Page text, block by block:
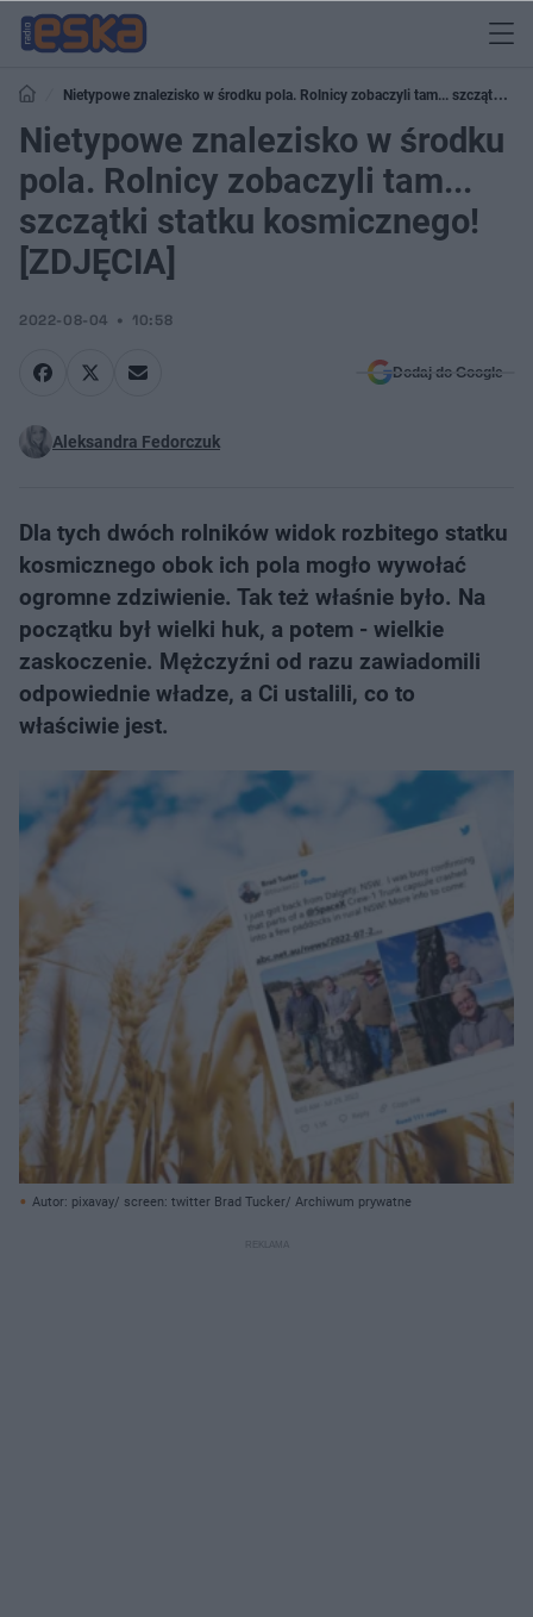
Nietypowe znalezisko w środku pola. Rolnicy zobaczyli tam... szczątki
statku kosmicznego! [ZDJĘCIA]
Nietypowe znalezisko w środku
pola. Rolnicy zobaczyli tam...
szczątki statku kosmicznego!
[ZDJĘCIA]
2022-08-04 10:58
Dodaj do Google
Aleksandra Fedorczuk
Dla tych dwóch rolników widok rozbitego statku
kosmicznego obok ich pola mogło wywołać
ogromne zdziwienie. Tak też właśnie było. Na
początku był wielki huk, a potem - wielkie
zaskoczenie. Mężczyźni od razu zawiadomili
odpowiednie władze, a Ci ustalili, co to
właściwie jest.
Autor: pixavay/ screen: twitter Brad Tucker/ Archiwum prywatne